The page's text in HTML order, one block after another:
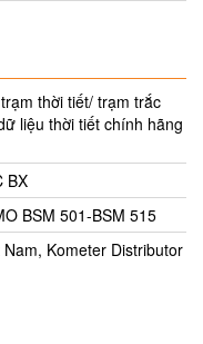
thời tiết/ trạm trắc
liệu thời tiết chính hãng
BX
BSM 501-BSM 515
Nam, Kometer Distributor